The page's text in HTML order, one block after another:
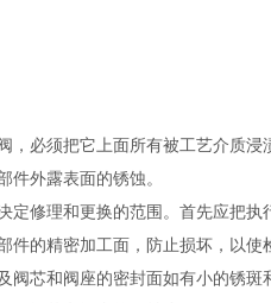
须把它上面所有被工艺介质浸
件外露表面的锈蚀。
理和更换的范围。首先应把执
的精密加工面，防止损坏，以使
和阀座的密封面如有小的锈斑